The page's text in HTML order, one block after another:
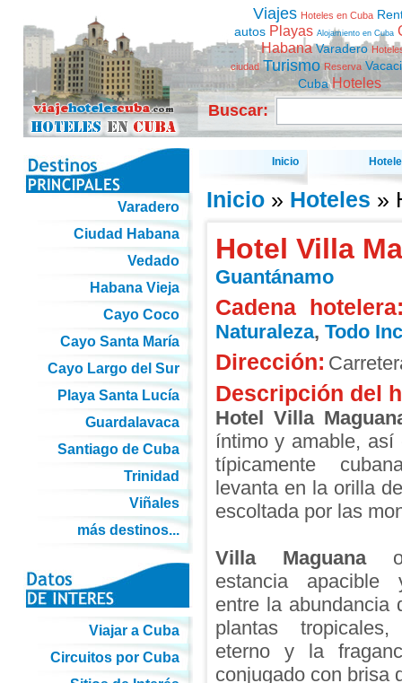
Viajes Hoteles en Cuba
autos Playas Alojamiento en Cuba
Habana Varadero
ciudad Turismo Reserva
Cuba Hoteles
Buscar:
Inicio
Inicio» Hoteles »
Hotel Villa
Guantánamo
Cadena
Naturaleza, Todo
Dirección:
Descripción del
Hotel Villa
íntimo y amable, así
típicamente
levanta en la orilla
escoltada por las
Villa Maguana
estancia apacible
entre la abundancia
plantas
eterno y la
conjugado con brisa
Varadero
Ciudad Habana
Vedado
Habana Vieja
Cayo Coco
Cayo Santa María
Cayo Largo del Sur
Playa Santa Lucía
Guardalavaca
Santiago de Cuba
Trinidad
Viñales
más destinos...
Viajar a Cuba
Circuitos por Cuba